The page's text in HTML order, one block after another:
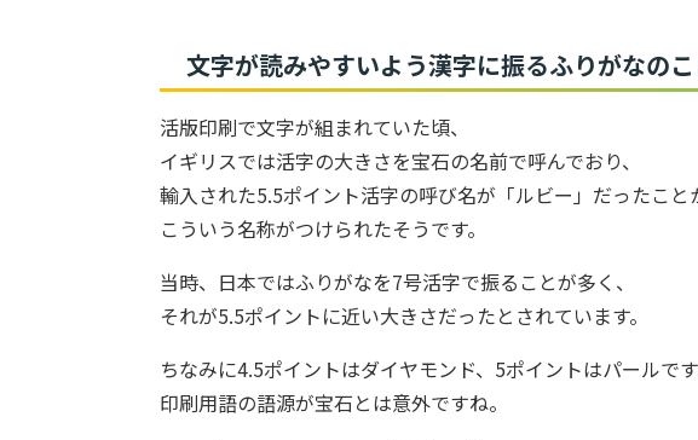
文字が読みやすいよう漢字に振るふりがなのこ
活版印刷で文字が組まれていた頃、
イギリスでは活字の大きさを宝石の名前で呼んでおり、
輸入された5.5ポイント活字の呼び名が「ルビー」だったこと
こういう名称がつけられたそうです。
当時、日本ではふりがなを7号活字で振ることが多く、
それが5.5ポイントに近い大きさだったとされています。
ちなみに4.5ポイントはダイヤモンド、5ポイントはパールです
印刷用語の語源が宝石とは意外ですね。